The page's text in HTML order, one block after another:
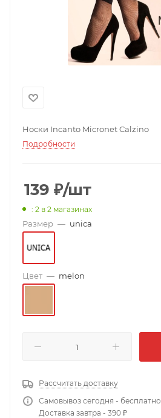
Носки Incanto Micronet Calzino
Подробности
139 ₽/шт
: 2 в 2 магазинах
Размер — unica
Цвет — melon
Рассчитать доставку
Самовывоз сегодня - бесплатно
Доставка завтра - 390 ₽